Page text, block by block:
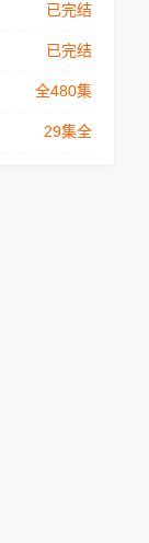
已完结
已完结
全480集
29集全